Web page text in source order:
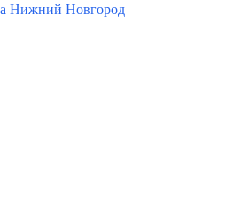
Нижний Новгород